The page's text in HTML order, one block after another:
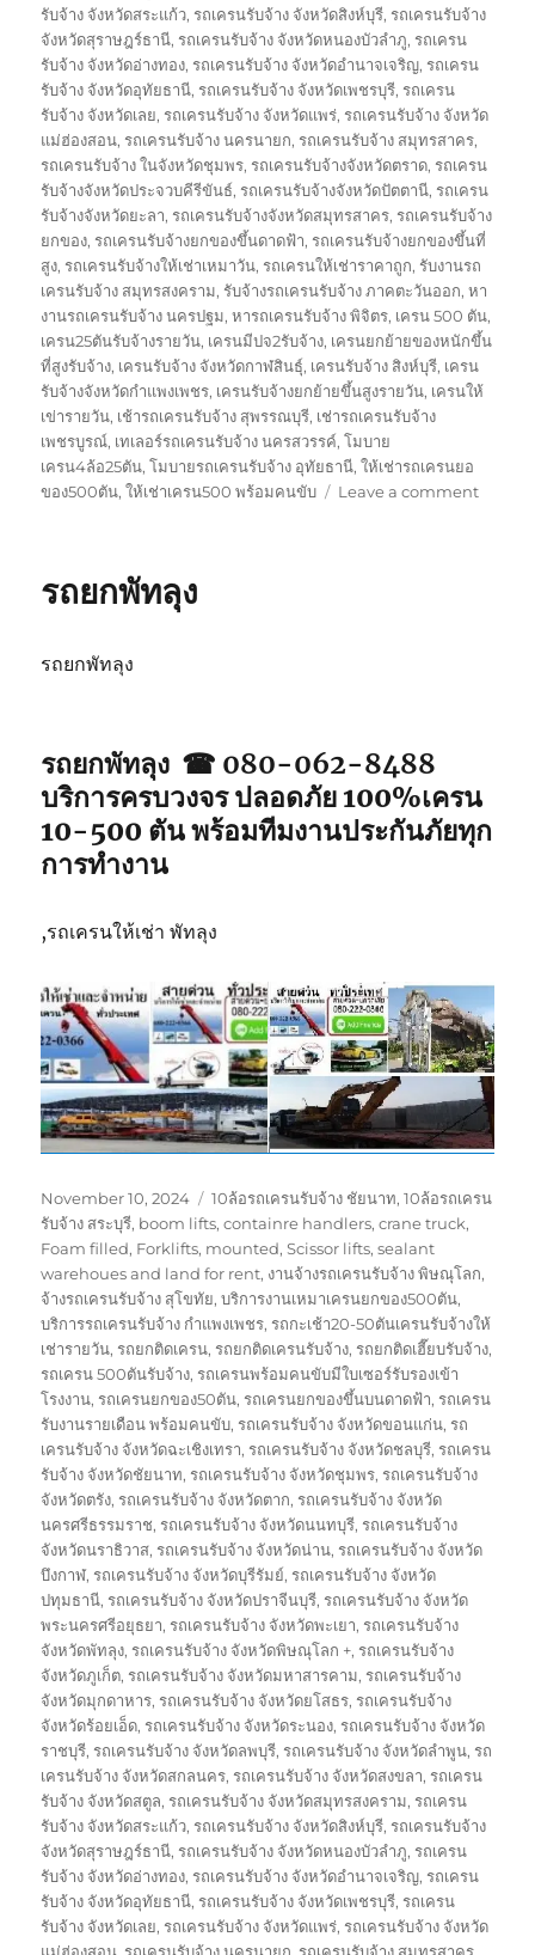
รับจ้าง จังหวัดสระแก้ว,รถเครนรับจ้าง จังหวัดสิงห์บุรี,รถเครนรับจ้าง
จังหวัดสุราษฎร์ธานี,รถเครนรับจ้าง จังหวัดหนองบัวลำภู,รถเครน
รับจ้าง จังหวัดอ่างทอง,รถเครนรับจ้าง จังหวัดอำนาจเจริญ,รถเครน
รับจ้าง จังหวัดอุทัยธานี,รถเครนรับจ้าง จังหวัดเพชรบุรี,รถเครน
รับจ้าง จังหวัดเลย,รถเครนรับจ้าง จังหวัดแพร่,รถเครนรับจ้าง จังหวัด
แม่ฮ่องสอน,รถเครนรับจ้าง นครนายก,รถเครนรับจ้าง สมุทรสาคร,
รถเครนรับจ้าง ในจังหวัดชุมพร,รถเครนรับจ้างจังหวัดตราด,รถเครน
รับจ้างจังหวัดประจวบคีรีขันธ์,รถเครนรับจ้างจังหวัดปัตตานี,รถเครน
รับจ้างจังหวัดยะลา,รถเครนรับจ้างจังหวัดสมุทรสาคร,รถเครนรับจ้าง
ยกของ,รถเครนรับจ้างยกของขึ้นดาดฟ้า,รถเครนรับจ้างยกของขึ้นที่
สูง,รถเครนรับจ้างให้เช่าเหมาวัน,รถเครนให้เช่าราคาถูก,รับงานรถ
เครนรับจ้าง สมุทรสงคราม,รับจ้างรถเครนรับจ้าง ภาคตะวันออก,หา
งานรถเครนรับจ้าง นครปฐม,หารถเครนรับจ้าง พิจิตร, เครน 500 ตัน,
เครน25ตันรับจ้างรายวัน, เครนมีปจ2รับจ้าง, เครนยกย้ายของหนักขึ้น
ที่สูงรับจ้าง, เครนรับจ้าง จังหวัดกาฬสินธุ์, เครนรับจ้าง สิงห์บุรี, เครน
รับจ้างจังหวัดกำแพงเพชร, เครนรับจ้างยกย้ายขึ้นสูงรายวัน, เครนให้
เข่ารายวัน, เช้ารถเครนรับจ้าง สุพรรณบุรี, เช่ารถเครนรับจ้าง
เพชรบูรณ์, เทเลอร์รถเครนรับจ้าง นครสวรรค์,โมบาย
เครน4ล้อ25ตัน,โมบายรถเครนรับจ้าง อุทัยธานี,ให้เช่ารถเครนยอ
ของ500ตัน,ให้เช่าเครน500 พร้อมคนขับ Leave a commenton
รถยกพัทลุง
รถยกพัทลุง
รถยกพัทลุง ☎ 080-062-8488
บริการครบวงจร ปลอดภัย 100%เครน
10-500 ตัน พร้อมทีมงานประกันภัยทุก
การทำงาน
,รถเครนให้เช่า พัทลุง
Posted
on
November 10, 2024 Tags
10ล้อรถเครนรับจ้าง ชัยนาท,10ล้อรถเครน
รับจ้าง สระบุรี, boom lifts,containre handlers,crane truck,
Foam filled, Forklifts, mounted,Scissor lifts,sealant
warehoues and land for rent, งานจ้างรถเครนรับจ้าง พิษณุโลก,
จ้างรถเครนรับจ้าง สุโขทัย,บริการงานเหมาเครนยกของ500ตัน,
บริการรถเครนรับจ้าง กำแพงเพชร,รถกะเช้า20-50ตันเครนรับจ้างให้
เช่ารายวัน,รถยกติดเครน,รถยกติดเครนรับจ้าง,รถยกติดเฮี๊ยบรับจ้าง,
รถเครน 500ตันรับจ้าง,รถเครนพร้อมคนขับมีใบเซอร์รับรองเข้า
โรงงาน,รถเครนยกของ50ตัน,รถเครนยกของขึ้นบนดาดฟ้า,รถเครน
รับงานรายเดือน พร้อมคนขับ,รถเครนรับจ้าง จังหวัดขอนแก่น,รถ
เครนรับจ้าง จังหวัดฉะเชิงเทรา,รถเครนรับจ้าง จังหวัดชลบุรี,รถเครน
รับจ้าง จังหวัดชัยนาท,รถเครนรับจ้าง จังหวัดชุมพร,รถเครนรับจ้าง
จังหวัดตรัง,รถเครนรับจ้าง จังหวัดตาก,รถเครนรับจ้าง จังหวัด
นครศรีธรรมราช,รถเครนรับจ้าง จังหวัดนนทบุรี,รถเครนรับจ้าง
จังหวัดนราธิวาส,รถเครนรับจ้าง จังหวัดน่าน,รถเครนรับจ้าง จังหวัด
บึงกาฬ,รถเครนรับจ้าง จังหวัดบุรีรัมย์,รถเครนรับจ้าง จังหวัด
ปทุมธานี,รถเครนรับจ้าง จังหวัดปราจีนบุรี,รถเครนรับจ้าง จังหวัด
พระนครศรีอยุธยา,รถเครนรับจ้าง จังหวัดพะเยา,รถเครนรับจ้าง
จังหวัดพัทลุง,รถเครนรับจ้าง จังหวัดพิษณุโลก +,รถเครนรับจ้าง
จังหวัดภูเก็ต,รถเครนรับจ้าง จังหวัดมหาสารคาม,รถเครนรับจ้าง
จังหวัดมุกดาหาร,รถเครนรับจ้าง จังหวัดยโสธร,รถเครนรับจ้าง
จังหวัดร้อยเอ็ด,รถเครนรับจ้าง จังหวัดระนอง,รถเครนรับจ้าง จังหวัด
ราชบุรี,รถเครนรับจ้าง จังหวัดลพบุรี,รถเครนรับจ้าง จังหวัดลำพูน,รถ
เครนรับจ้าง จังหวัดสกลนคร,รถเครนรับจ้าง จังหวัดสงขลา,รถเครน
รับจ้าง จังหวัดสตูล,รถเครนรับจ้าง จังหวัดสมุทรสงคราม,รถเครน
รับจ้าง จังหวัดสระแก้ว,รถเครนรับจ้าง จังหวัดสิงห์บุรี,รถเครนรับจ้าง
จังหวัดสุราษฎร์ธานี,รถเครนรับจ้าง จังหวัดหนองบัวลำภู,รถเครน
รับจ้าง จังหวัดอ่างทอง,รถเครนรับจ้าง จังหวัดอำนาจเจริญ,รถเครน
รับจ้าง จังหวัดอุทัยธานี,รถเครนรับจ้าง จังหวัดเพชรบุรี,รถเครน
รับจ้าง จังหวัดเลย,รถเครนรับจ้าง จังหวัดแพร่,รถเครนรับจ้าง จังหวัด
แม่ฮ่องสอน ,รถเครนรับจ้าง นครนายก ,รถเครนรับจ้าง สมุทรสาคร